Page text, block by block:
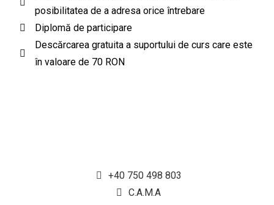
posibilitatea de a adresa orice întrebare
Diplomă de participare
Descărcarea gratuita a suportului de curs care este
în valoare de 70 RON
+40 750 498 803
C.A.M.A